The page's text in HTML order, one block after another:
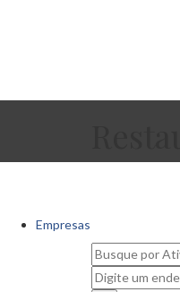
Empresas